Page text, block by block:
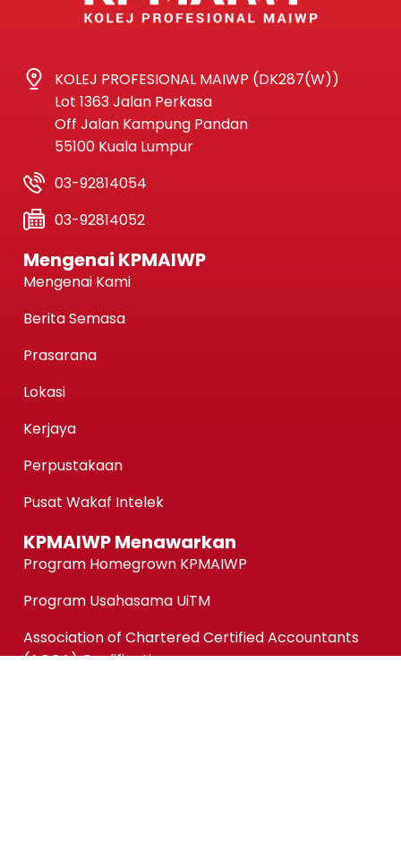
KOLEJ PROFESIONAL MAIWP (DK287(W))
Lot 1363 Jalan Perkasa
Off Jalan Kampung Pandan
55100 Kuala Lumpur
03-92814054
03-92814052
Mengenai KPMAIWP
Mengenai Kami
Berita Semasa
Prasarana
Lokasi
Kerjaya
Perpustakaan
Pusat Wakaf Intelek
KPMAIWP Menawarkan
Program Homegrown KPMAIWP
Program Usahasama UiTM
Association of Chartered Certified Accountants
(ACCA) Qualification